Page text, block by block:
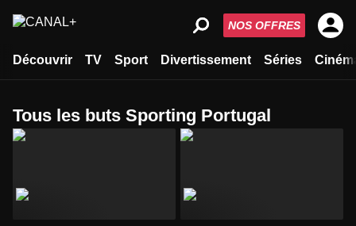
Découvrir TV Sport Divertissement Séries
NOS OFFRES
Tous les buts Sporting Portugal